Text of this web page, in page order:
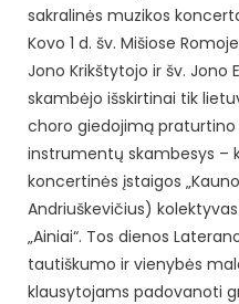
sakralinės muzikos
Kovo 1 d. šv. Mišiose
Jono Krikštytojo ir šv. Jono
skambėjo išskirtinai tik
choro giedojimą
instrumentų skambesys –
koncertinės įstaigos
Andriuškevičius)
„Ainiai“. Tos dienos
tautiškumo ir vienybės
klausytojams padovanoti